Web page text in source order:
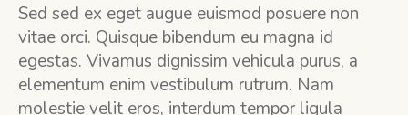
Sed sed ex eget augue euismod posuere non
vitae orci. Quisque bibendum eu magna id
egestas. Vivamus dignissim vehicula purus, a
elementum enim vestibulum rutrum. Nam
molestie velit eros, interdum tempor ligula